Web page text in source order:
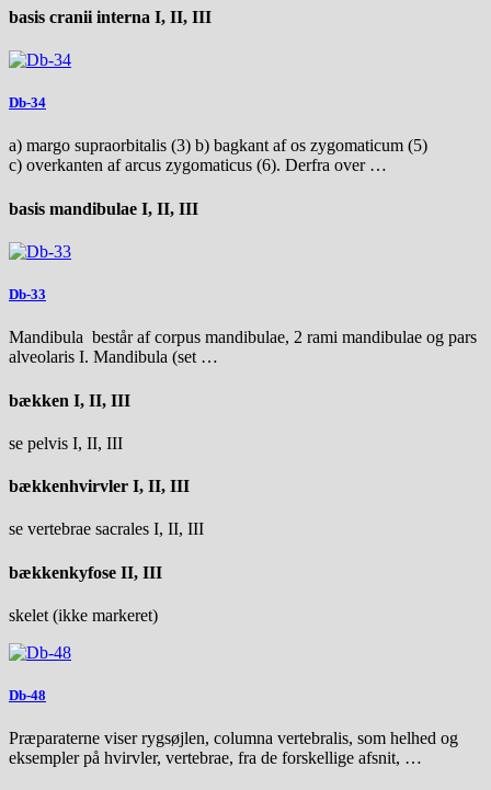
basis cranii interna I, II, III
Db-34
a) margo supraorbitalis (3) b) bagkant af os zygomaticum (5)
c) overkanten af arcus zygomaticus (6). Derfra over …
basis mandibulae I, II, III
Db-33
Mandibula består af corpus mandibulae, 2 rami mandibulae og pars
alveolaris I. Mandibula (set …
bækken I, II, III
se pelvis I, II, III
bækkenhvirvler I, II, III
se vertebrae sacrales I, II, III
bækkenkyfose II, III
skelet (ikke markeret)
Db-48
Præparaterne viser rygsøjlen, columna vertebralis, som helhed og
eksempler på hvirvler, vertebrae, fra de forskellige afsnit, …